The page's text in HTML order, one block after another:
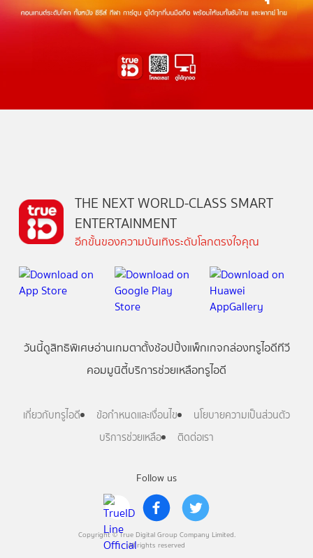
Follow us
Copyright © True Digital Group Company Limited.
All rights reserved
THE NEXT WORLD-CLASS SMART
ENTERTAINMENT
อีกขั้นของความบันเทิงระดับโลกตรงใจคุณ
วันนี้ดูสิทธิพิเศษอ่านเกมตาตั้งช้อปปิ้งแพ็กเกจกล่องทรูไอดีทีวี
คอมมูนิตี้บริการช่วยเหลือทรูไอดี
เกี่ยวกับทรูไอดี ข้อกำหนดและเงื่อนไข
นโยบายความเป็นส่วนตัว
บริการช่วยเหลือ
ติดต่อเรา